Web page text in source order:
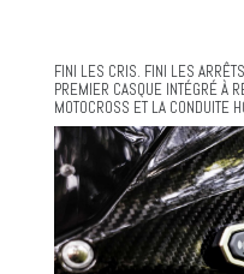
FINI LES CRIS. FINI LES
PREMIER CASQUE INTÉGRÉ À
MOTOCROSS ET LA CONDUITE